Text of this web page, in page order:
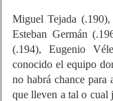
Miguel Tejada
Esteban Germán
(.194), Eugenio
conocido el equipo
no habrá chance para
que lleven a tal o cual